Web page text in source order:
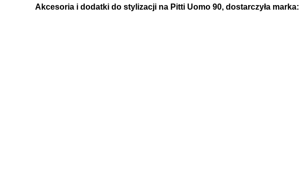
Akcesoria i dodatki do stylizacji na Pitti Uomo 90, dostarczyła marka: